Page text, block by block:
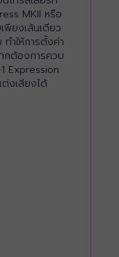
MKII หรือ
พียงเส้นเดียว
ให้การตั้งค่า
กต้องการควบ
Expression
ต่งเสียงได้